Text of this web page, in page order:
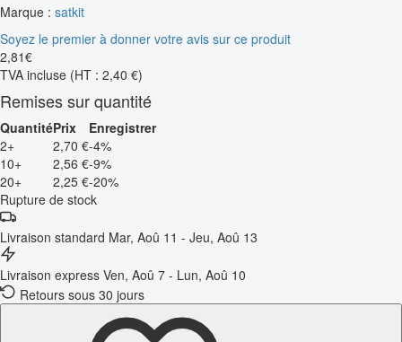
Marque : satkit
Soyez le premier à donner votre avis sur ce produit
2,81€
TVA incluse (HT : 2,40 €)
Remises sur quantité
QuantitéPrix
Enregistrer
2+
2,70 €-4%
10+
2,56 €-9%
20+
2,25 €-20%
Rupture de stock
Livraison standard Mar, Aoû 11 - Jeu, Aoû 13
Livraison express Ven, Aoû 7 - Lun, Aoû 10
Retours sous 30 jours